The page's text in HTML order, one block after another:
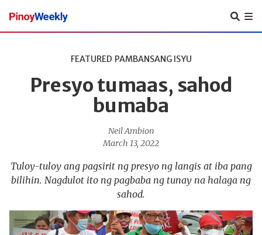
Pinoy
Weekly
FEATURED PAMBANSANG ISYU
Presyo tumaas, sahod
bumaba
Neil Ambion
March 13, 2022
Tuloy-tuloy ang pagsirit ng presyo ng langis at iba pang
bilihin. Nagdulot ito ng pagbaba ng tunay na halaga ng
sahod.